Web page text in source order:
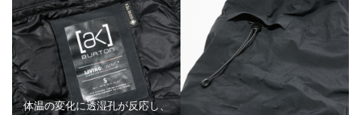
体温の変化に透湿孔が反応し、